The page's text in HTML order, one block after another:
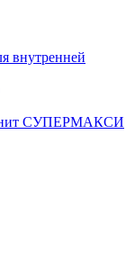
внутренней
СУПЕРМАКСИ